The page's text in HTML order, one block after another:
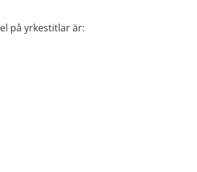
på yrkestitlar är: